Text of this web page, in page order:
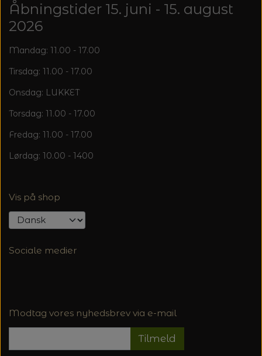
Åbningstider 15. juni - 15. august
2026
Mandag: 11.00 - 17.00
Tirsdag: 11.00 - 17.00
Onsdag: LUKKET
Torsdag: 11.00 - 17.00
Fredag: 11.00 - 17.00
Lørdag: 10.00 - 1400
Vis på shop
Sociale medier
Modtag vores nyhedsbrev via e-mail
Tilmeld